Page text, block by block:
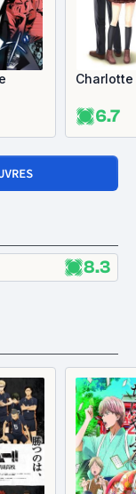
Charlotte
6.7
8.3